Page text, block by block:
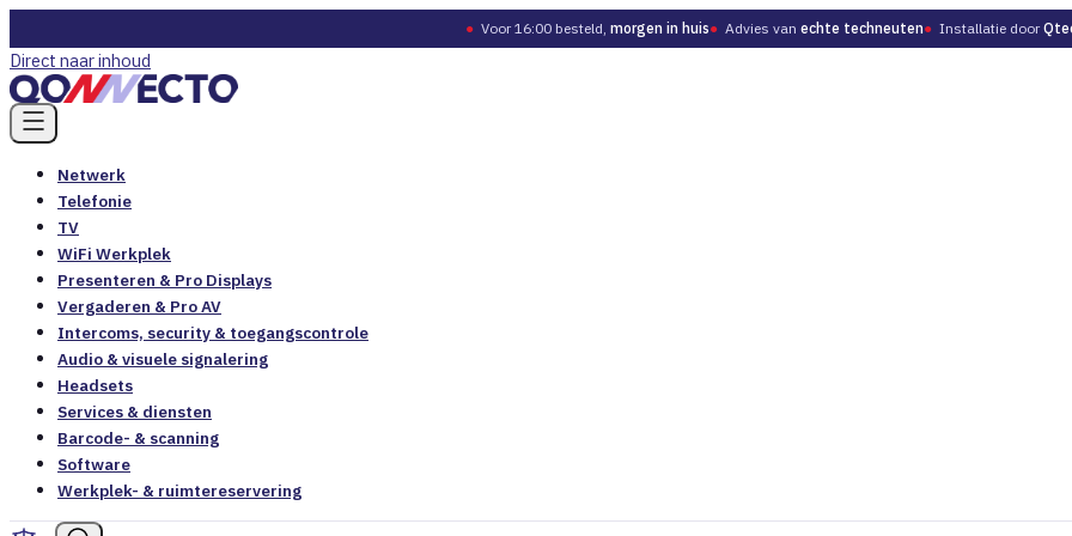
● Voor 16:00 besteld, morgen in huis● Advies van echte techneuten● Installatie door
Direct naar inhoud
Netwerk
Telefonie
TV
WiFi Werkplek
Presenteren & Pro Displays
Vergaderen & Pro AV
Intercoms, security & toegangscontrole
Audio & visuele signalering
Headsets
Services & diensten
Barcode- & scanning
Software
Werkplek- & ruimtereservering